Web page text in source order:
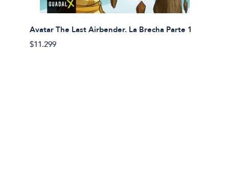
Avatar The Last Airbender. La Brecha Parte 1
$11.299